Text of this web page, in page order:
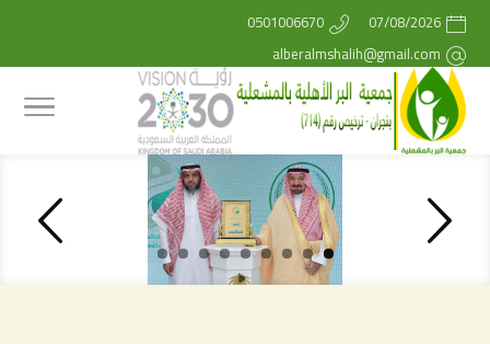
07/08/2026
0501006670
alberalmshalih@gmail.com